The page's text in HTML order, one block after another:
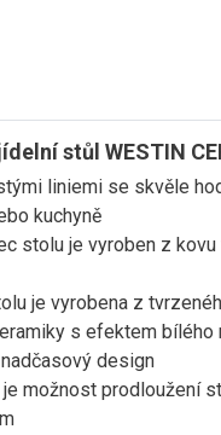
stůl WESTIN
liniemi se skvěle
kuchyně
stolu je vyroben z kovu
je vyrobena z
s efektem bílého
design
možnost prodloužení